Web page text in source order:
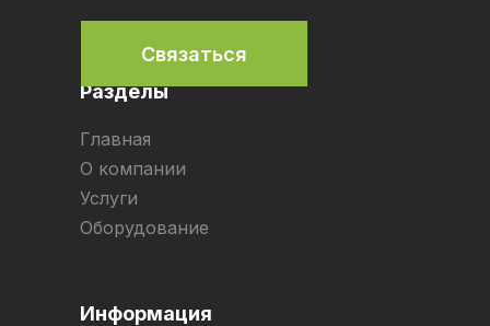
Разделы
Информация
Главная
О компании
Услуги
Оборудование
Связаться